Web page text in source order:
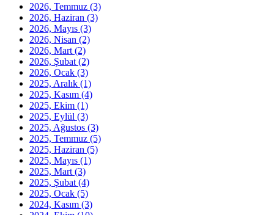
2026, Temmuz (3)
2026, Haziran (3)
2026, Mayıs (3)
2026, Nisan (2)
2026, Mart (2)
2026, Şubat (2)
2026, Ocak (3)
2025, Aralık (1)
2025, Kasım (4)
2025, Ekim (1)
2025, Eylül (3)
2025, Ağustos (3)
2025, Temmuz (5)
2025, Haziran (5)
2025, Mayıs (1)
2025, Mart (3)
2025, Şubat (4)
2025, Ocak (5)
2024, Kasım (3)